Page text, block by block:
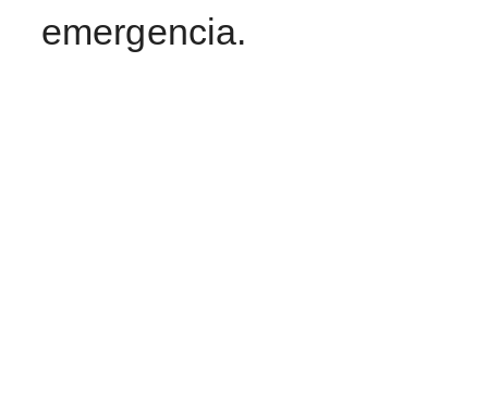
emergencia.